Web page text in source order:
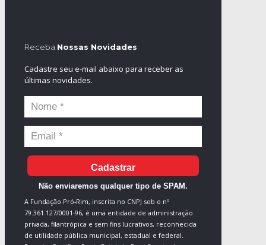
Receba Nossas Novidades
Cadastre seu e-mail abaixo para receber as
últimas novidades.
Cadastrar
Não enviaremos qualquer tipo de SPAM.
A Fundação Pró-Rim, inscrita no CNPJ sob o nº
79.361.127/0001-96, é uma entidade de administração
privada, filantrópica e sem fins lucrativos, reconhecida
de utilidade pública municipal, estadual e federal.